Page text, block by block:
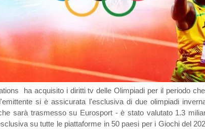
ha acquisito i diritti tv delle Olimpiadi per il periodo
si è assicurata l'esclusiva di due olimpiadi
sarà trasmesso su Eurosport - è stato valutato 1.3
su tutte le piattaforme in 50 paesi per i Giochi del